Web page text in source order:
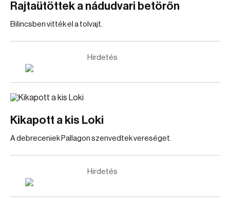
Rajtaütöttek a nádudvari betörőn
Bilincsben vitték el a tolvajt.
Hirdetés
Kikapott a kis Loki
A debreceniek Pallagon szenvedtek vereséget.
Hirdetés